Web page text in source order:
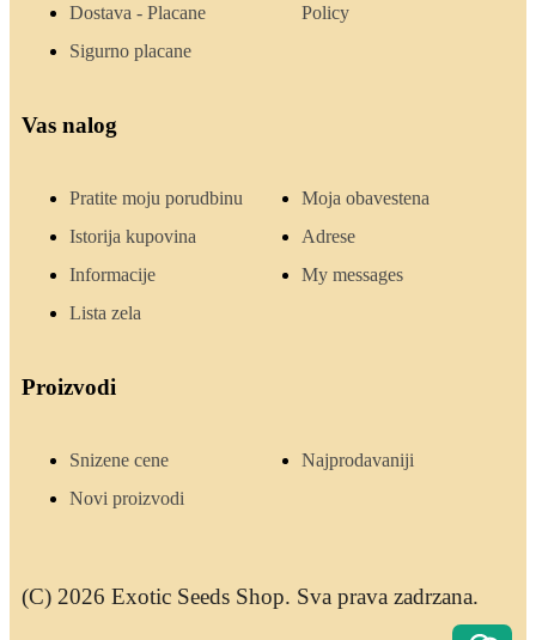
Dostava - Placane
Sigurno placane
Policy
Vas nalog
Pratite moju porudbinu
Istorija kupovina
Informacije
Lista zela
Moja obavestena
Adrese
My messages
Proizvodi
Snizene cene
Novi proizvodi
Najprodavaniji
(C) 2026 Exotic Seeds Shop. Sva prava zadrzana.